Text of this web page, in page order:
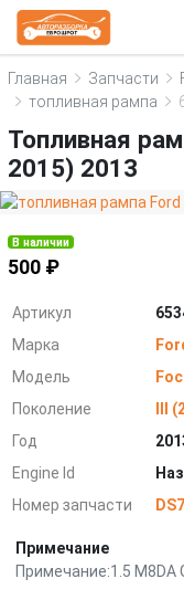
Главная Запчасти
топливная рампа
Топливная
2015) 2013
В наличии
500 ₽
Артикул
Марка
Модель
Поколение
III
Год
Engine Id
Номер запчасти
Примечание
Примечание:1.5 M8DA